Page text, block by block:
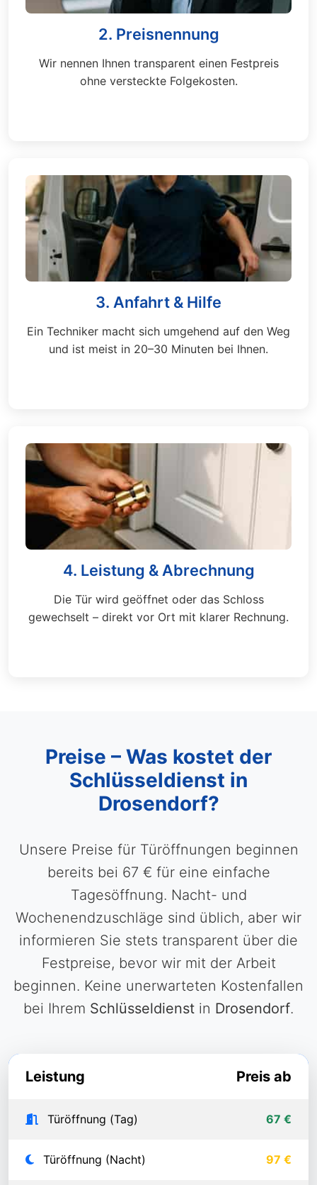
2. Preisnennung
Wir nennen Ihnen transparent einen Festpreis
ohne versteckte Folgekosten.
3. Anfahrt & Hilfe
Ein Techniker macht sich umgehend auf den Weg
und ist meist in 20–30 Minuten bei Ihnen.
4. Leistung & Abrechnung
Die Tür wird geöffnet oder das Schloss
gewechselt – direkt vor Ort mit klarer Rechnung.
Preise – Was kostet der
Schlüsseldienst in
Drosendorf?
Unsere Preise für Türöffnungen beginnen
bereits bei 67 € für eine einfache
Tagesöffnung. Nacht- und
Wochenendzuschläge sind üblich, aber wir
informieren Sie stets transparent über die
Festpreise, bevor wir mit der Arbeit
beginnen. Keine unerwarteten Kostenfallen
bei Ihrem Schlüsseldienst in Drosendorf.
Leistung Preis ab
Türöffnung (Tag) 67 €
Türöffnung (Nacht) 97 €